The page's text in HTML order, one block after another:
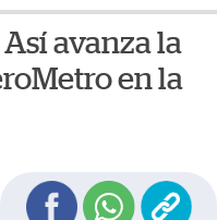
avanza la
en la